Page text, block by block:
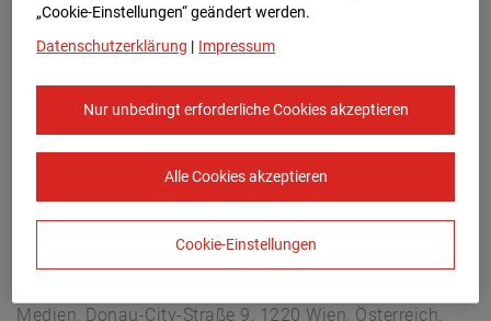
Medien, Donau-City-Straße 9, 1220 Wien, Österreich,
„Cookie-Einstellungen“ geändert werden.
Datenschutzerklärung | Impressum
Nur unbedingt erforderliche Cookies akzeptieren
Alle Cookies akzeptieren
Cookie-Einstellungen